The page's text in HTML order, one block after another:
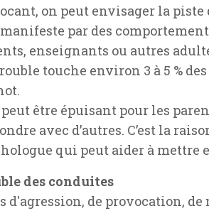
on peut envisager la piste
par des
enseignants ou autres
touche environ 3 à 5 %
peut être épuisant pour les
avec d’autres. C’est la
qui peut aider à mettre
des conduites
d'agression, de provocation,